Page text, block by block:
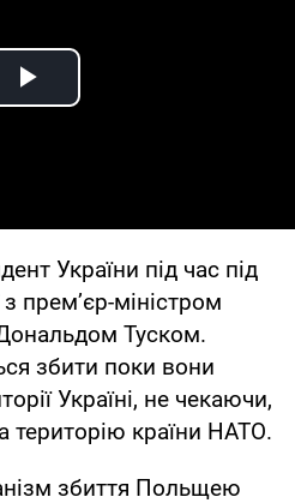
Play Video
України під час під
з прем’єр-міністром
Туском.
збити поки вони
Україні, не чекаючи,
територію країни НАТО.
збиття Польщею